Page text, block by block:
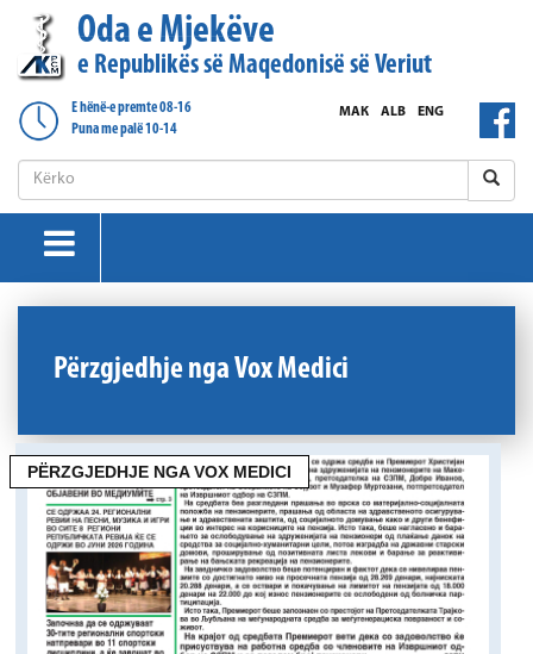
Oda e Mjekëve
e Republikës së Maqedonisë së Veriut
E hënë-e premte 08-16
Puna me palë 10-14
ENG
ALB
МАК
Përzgjedhje nga Vox Medici
PËRZGJEDHJE NGA VOX MEDICI